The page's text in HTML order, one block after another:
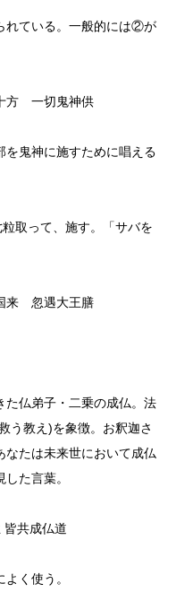
れている。一般的には②が
方 一切鬼神供
を鬼神に施すために唱える
取って、施す。「サバを
来 忽遇大王膳
た仏弟子・二乗の成仏。法
う教え)を象徴。お釈迦さ
なたは未来世において成仏
た言葉。
共成仏道
く使う。